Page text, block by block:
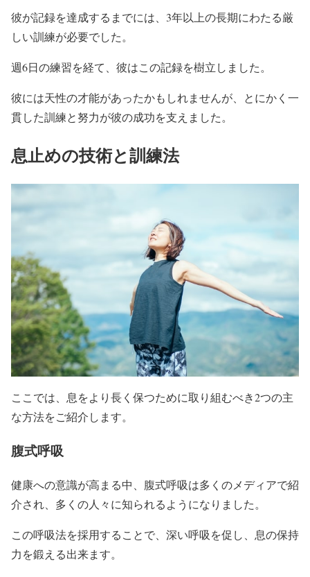
彼が記録を達成するまでには、3年以上の長期にわたる厳
しい訓練が必要でした。
週6日の練習を経て、彼はこの記録を樹立しました。
彼には天性の才能があったかもしれませんが、とにかく一
貫した訓練と努力が彼の成功を支えました。
息止めの技術と訓練法
ここでは、息をより長く保つために取り組むべき2つの主
な方法をご紹介します。
腹式呼吸
健康への意識が高まる中、腹式呼吸は多くのメディアで紹
介され、多くの人々に知られるようになりました。
この呼吸法を採用することで、深い呼吸を促し、息の保持
力を鍛える出来ます。